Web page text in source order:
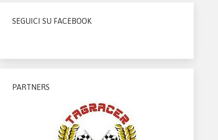
SEGUICI SU FACEBOOK
PARTNERS